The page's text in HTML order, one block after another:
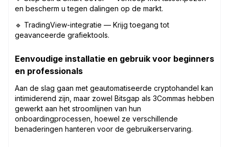
en bescherm u tegen dalingen op de markt.
🔹 TradingView-integratie — Krijg toegang tot
geavanceerde grafiektools.
Eenvoudige installatie en gebruik voor beginners
en professionals
Aan de slag gaan met geautomatiseerde cryptohandel kan
intimiderend zijn, maar zowel Bitsgap als 3Commas hebben
gewerkt aan het stroomlijnen van hun
onboardingprocessen, hoewel ze verschillende
benaderingen hanteren voor de gebruikerservaring.